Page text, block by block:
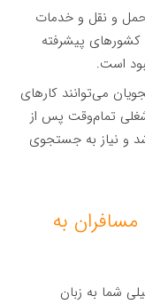
و نقل و خدمات
کشورهای پیشرفته
است.
می‌توانند کارهای
تمام‌وقت پس از
و نیاز به جستجوی
به
شما به زبان